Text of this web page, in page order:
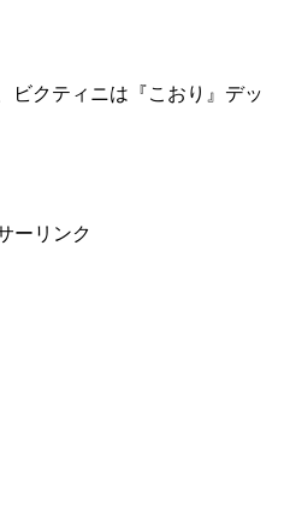
ビクティニは『こおり』デッ
ーリンク